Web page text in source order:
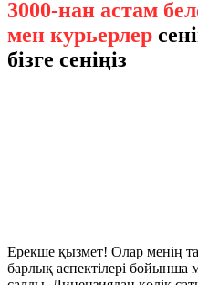
3000-нан астам
мен курьерлер
бізге сеніңіз
Ерекше қызмет! Олар менің
барлық аспектілері бойынша